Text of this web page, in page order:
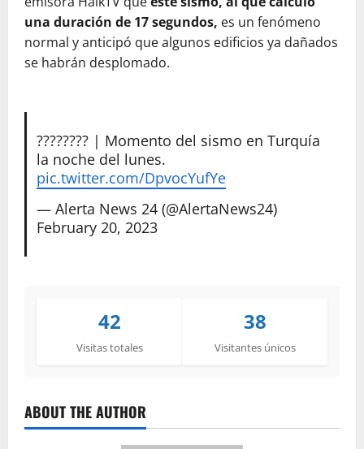
una duración de 17 segundos, es un fenómeno
normal y anticipó que algunos edificios ya dañados
se habrán desplomado.
???????? | Momento del sismo en Turquía
la noche del lunes.
pic.twitter.com/DpvocYufYe
— Alerta News 24 (@AlertaNews24)
February 20, 2023
42
Visitas totales
38
Visitantes únicos
ABOUT THE AUTHOR